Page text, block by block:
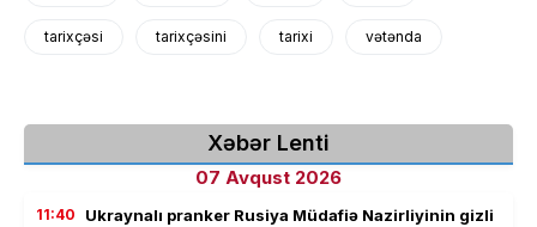
tarixçəsi tarixçəsini tarixi vətənda
Xəbər Lenti
07 Avqust 2026
11:40
Ukraynalı pranker Rusiya Müdafiə Nazirliyinin gizli